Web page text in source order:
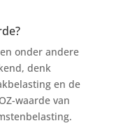
onder andere
denk
en de
waarde van